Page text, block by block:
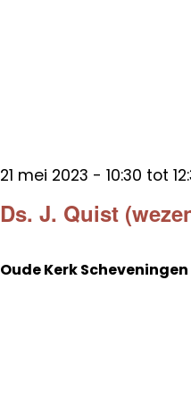
Ds. J. Quist
21 mei 2023 - 10:30 tot
Oude Kerk Scheveningen